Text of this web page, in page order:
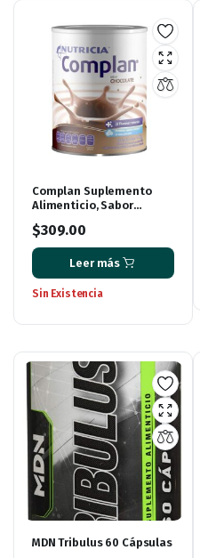
Complan Suplemento
Alimenticio, Sabor
$309.00
Leer más
Sin Existencia
MDN Tribulus 60 Cápsulas